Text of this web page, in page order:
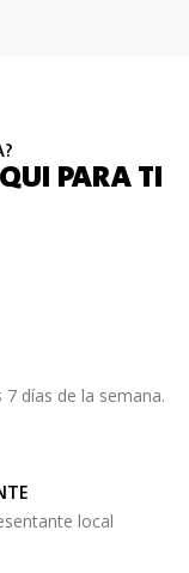
PARA TI
días de la semana.
local